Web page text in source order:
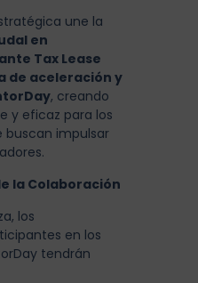
une la
en
Tax Lease
de aceleración y
, creando
y eficaz para los
buscan impulsar
la Colaboración
los
en los
tendrán